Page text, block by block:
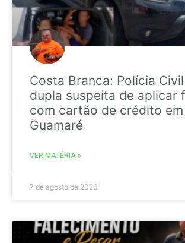
Costa Branca: Polícia
dupla suspeita de aplicar
com cartão de crédito em
Guamaré
VER MATÉRIA »
7 de agosto de 2026